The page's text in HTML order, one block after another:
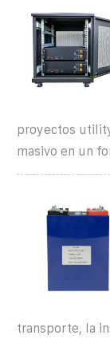
proyectos
masivo en un
transporte, la